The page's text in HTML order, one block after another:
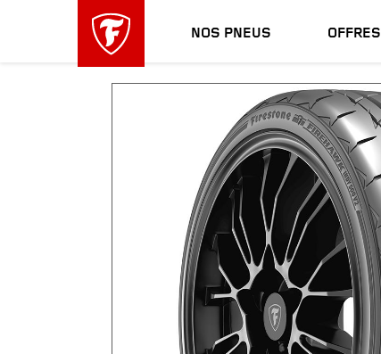
NOS PNEUS OFFRES
skipped